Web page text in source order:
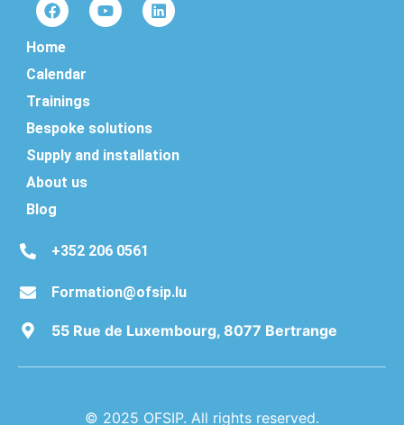
Home
Calendar
Trainings
Bespoke solutions
Supply and installation
About us
Blog
+352 206 0561
Formation@ofsip.lu
55 Rue de Luxembourg, 8077 Bertrange
© 2025 OFSIP. All rights reserved.